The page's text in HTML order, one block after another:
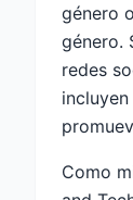
género
género.
redes
Como